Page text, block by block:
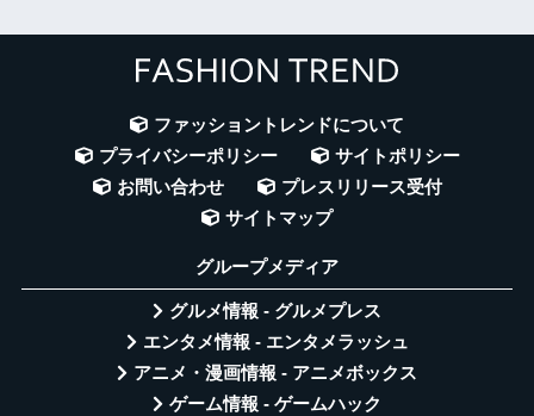
ファッショントレンドについて
プライバシーポリシー
サイトポリシー
お問い合わせ
プレスリリース受付
サイトマップ
グループメディア
グルメ情報 - グルメプレス
エンタメ情報 - エンタメラッシュ
アニメ・漫画情報 - アニメボックス
ゲーム情報 - ゲームハック